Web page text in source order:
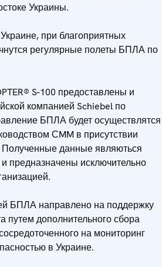
Украины.
при благоприятных
регулярные полеты БПЛА по
S-100 предоставлены и
компанией Schiebel по
БПЛА будет осуществлятся
СMM в присутствии
данные являються
предназначены исключительно
БПЛА направлено на поддержку
путем дополнительного сбора
на мониторинг
в Украине.